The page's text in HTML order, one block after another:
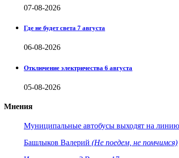
07-08-2026
Где не будет света 7 августа
06-08-2026
Отключение электричества 6 августа
05-08-2026
Мнения
Муниципальные автобусы выходят на
Башлыков Валерий (Не поедем, не помчимся)